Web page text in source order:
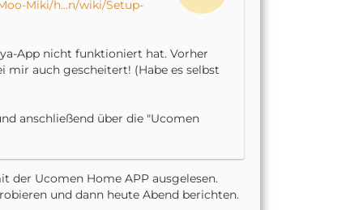
Miki/h…n/wiki/Setup-
App nicht funktioniert hat. Vorher
mir auch gescheitert! (Habe es selbst
anschließend über die "Ucomen
der Ucomen Home APP ausgelesen.
und dann heute Abend berichten.